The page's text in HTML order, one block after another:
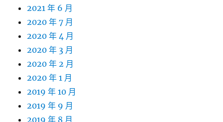
2021 年 6 月
2020 年 7 月
2020 年 4 月
2020 年 3 月
2020 年 2 月
2020 年 1 月
2019 年 10 月
2019 年 9 月
2019 年 8 月